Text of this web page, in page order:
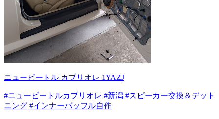
ニュービートル カブリオレ 1YAZJ
#ニュービートルカブリオレ #新潟 #スピーカー交換＆デット
ニング #インナーバッフル自作